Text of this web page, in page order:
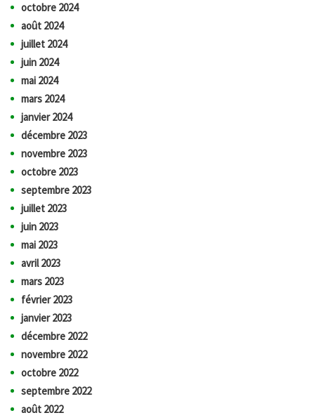
octobre 2024
août 2024
juillet 2024
juin 2024
mai 2024
mars 2024
janvier 2024
décembre 2023
novembre 2023
octobre 2023
septembre 2023
juillet 2023
juin 2023
mai 2023
avril 2023
mars 2023
février 2023
janvier 2023
décembre 2022
novembre 2022
octobre 2022
septembre 2022
août 2022